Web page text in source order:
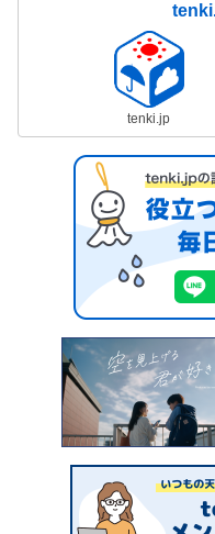
tenki.jp